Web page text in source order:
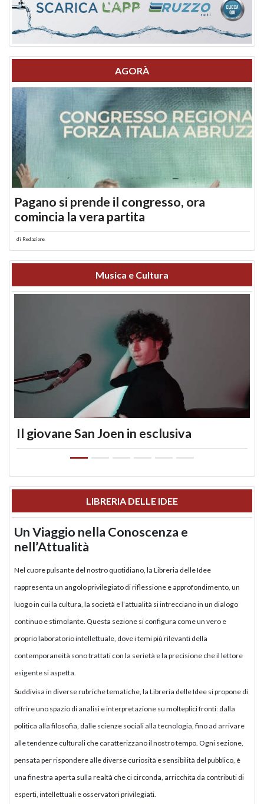
AGORÀ
Pagano si prende il congresso, ora
comincia la vera partita
di Redazione
Musica e Cultura
Il giovane San Joen in esclusiva
LIBRERIA DELLE IDEE
Un Viaggio nella Conoscenza e
nell’Attualità
Nel cuore pulsante del nostro quotidiano, la Libreria delle Idee
rappresenta un angolo privilegiato di riflessione e approfondimento, un
luogo in cui la cultura, la società e l’attualità si intrecciano in un dialogo
continuo e stimolante. Questa sezione si configura come un vero e
proprio laboratorio intellettuale, dove i temi più rilevanti della
contemporaneità sono trattati con la serietà e la precisione che il lettore
esigente si aspetta.
Suddivisa in diverse rubriche tematiche, la Libreria delle Idee si propone di
offrire uno spazio di analisi e interpretazione su molteplici fronti: dalla
politica alla filosofia, dalle scienze sociali alla tecnologia, fino ad arrivare
alle tendenze culturali che caratterizzano il nostro tempo. Ogni sezione,
pensata per rispondere alle diverse curiosità e sensibilità del pubblico, è
una finestra aperta sulla realtà che ci circonda, arricchita da contributi di
esperti, intellettuali e osservatori privilegiati.